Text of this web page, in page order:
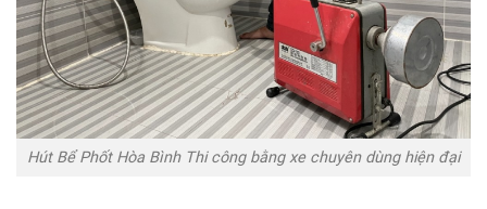
Hút Bể Phốt Hòa Bình Thi công bằng xe chuyên dùng hiện đại